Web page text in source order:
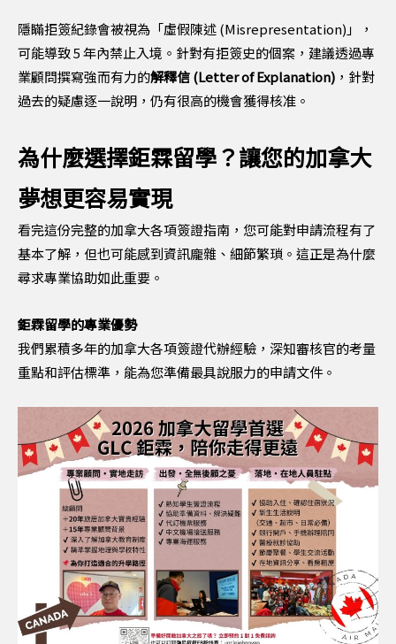
隱瞞拒簽紀錄會被視為「虛假陳述 (Misrepresentation)」，
可能導致 5 年內禁止入境。針對有拒簽史的個案，建議透過專
業顧問撰寫強而有力的解釋信 (Letter of Explanation) ，針對
過去的疑慮逐一說明，仍有很高的機會獲得核准。
為什麼選擇鉅霖留學？讓您的加拿大
夢想更容易實現
看完這份完整的加拿大各項簽證指南，您可能對申請流程有了
基本了解，但也可能感到資訊龐雜、細節繁瑣。這正是為什麼
尋求專業協助如此重要。
鉅霖留學的專業優勢
我們累積多年的加拿大各項簽證代辦經驗，深知審核官的考量
重點和評估標準，能為您準備最具說服力的申請文件。